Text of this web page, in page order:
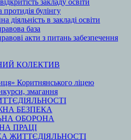
закладу освіти
протидія булінгу
діяльність в закладі освіти
база
акти з питань забезпечення
КОЛЕКТИВ
Коритнянського ліцею
змагання
БЕЗПЕКА
ОБОРОНА
ПРАЦІ
ЖИТТЄДІЯЛЬНОСТІ